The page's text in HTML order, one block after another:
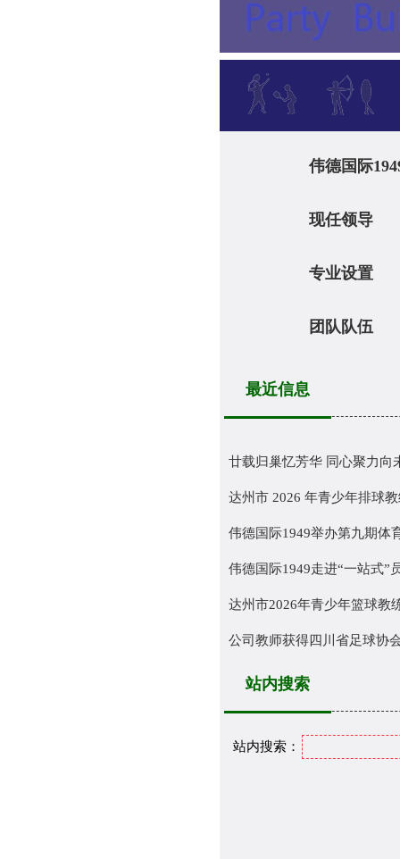
伟德国际
现任领
专业设
团队队
最近信息
廿载归巢忆芳华 同心聚力
达州市 2026 年青少年排球
伟德国际1949举办第九期体
伟德国际1949走进“一站式”
达州市2026年青少年篮球教
公司教师获得四川省足球协
站内搜索
站内搜索：